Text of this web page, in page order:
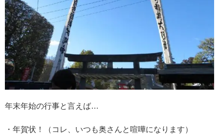
年末年始の行事と言えば…
・年賀状！（コレ、いつも奥さんと喧嘩になります）